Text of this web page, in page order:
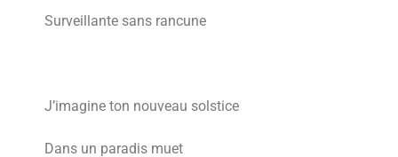
Surveillante sans rancune
J’imagine ton nouveau solstice
Dans un paradis muet